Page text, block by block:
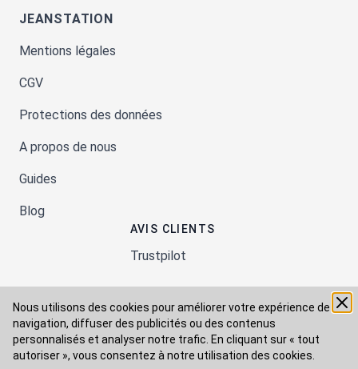
Nous utilisons des cookies pour améliorer votre expérience de
navigation, diffuser des publicités ou des contenus
personnalisés et analyser notre trafic. En cliquant sur « tout
autoriser », vous consentez à notre utilisation des cookies.
JEANSTATION
Mentions légales
CGV
Protections des données
A propos de nous
Guides
Blog
AVIS CLIENTS
Trustpilot
Moyens de paiement